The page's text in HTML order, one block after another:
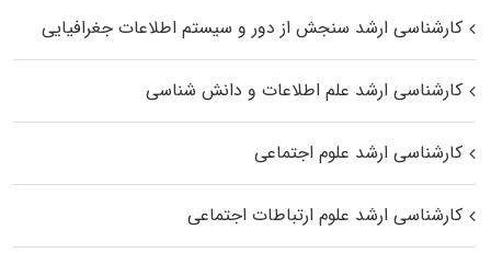
کارشناسی ارشد سنجش از دور و سیستم اطلاعات جغرافیایی
کارشناسی ارشد علم اطلاعات و دانش شناسی
کارشناسی ارشد علوم اجتماعی
کارشناسی ارشد علوم ارتباطات اجتماعی